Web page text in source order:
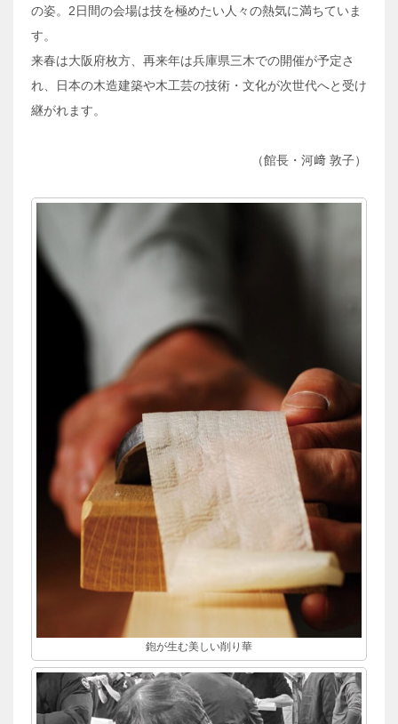
の姿。2日間の会場は技を極めたい人々の熱気に満ちていま
す。
来春は大阪府枚方、再来年は兵庫県三木での開催が予定さ
れ、日本の木造建築や木工芸の技術・文化が次世代へと受け
継がれます。
（館長・河﨑 敦子）
鉋が生む美しい削り華